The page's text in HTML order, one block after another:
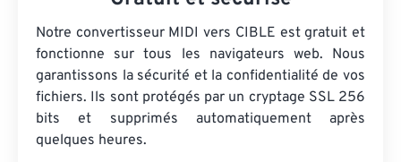
Notre convertisseur MIDI vers CIBLE est gratuit et
fonctionne sur tous les navigateurs web. Nous
garantissons la sécurité et la confidentialité de vos
fichiers. Ils sont protégés par un cryptage SSL 256
bits et supprimés automatiquement après
quelques heures.